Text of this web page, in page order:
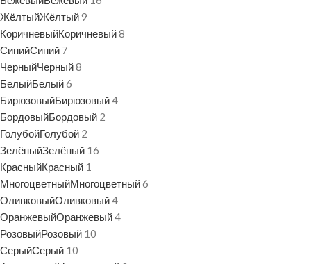
ЖёлтыйЖёлтый9
КоричневыйКоричневый8
СинийСиний 7
ЧерныйЧерный8
БелыйБелый6
БирюзовыйБирюзовый4
БордовыйБордовый 2
ГолубойГолубой 2
ЗелёныйЗелёный 16
КрасныйКрасный 1
МногоцветныйМногоцветный6
ОливковыйОливковый4
ОранжевыйОранжевый4
РозовыйРозовый 10
СерыйСерый 10